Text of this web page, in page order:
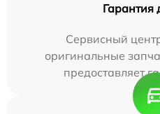
Гарантия
Сервисный
оригинальные
предоставляет